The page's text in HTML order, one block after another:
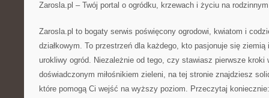
Zarosla.pl – Twój portal o ogródku, krzewach i życiu na
Zarosla.pl to bogaty serwis poświęcony ogrodowi, kwiatom i
działkowym. To przestrzeń dla każdego, kto pasjonuje się ziemią
urokliwy ogród. Niezależnie od tego, czy stawiasz pierwsze kroki
doświadczonym miłośnikiem zieleni, na tej stronie znajdziesz
które pomogą Ci wejść na wyższy poziom. Przeczytaj